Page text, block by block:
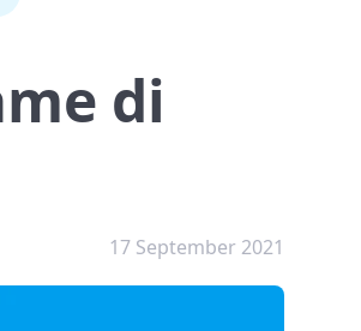
di
17 September 2021